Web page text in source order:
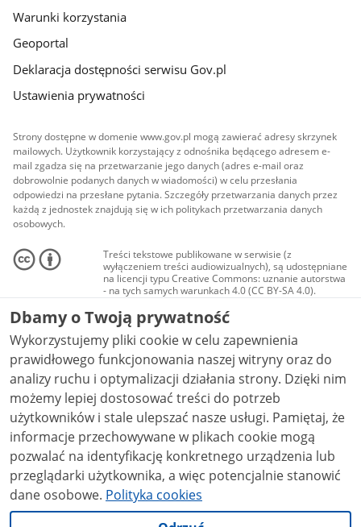
Warunki korzystania
Geoportal
Deklaracja dostępności serwisu Gov.pl
Ustawienia prywatności
Strony dostępne w domenie www.gov.pl mogą zawierać adresy skrzynek
mailowych. Użytkownik korzystający z odnośnika będącego adresem e-
mail zgadza się na przetwarzanie jego danych (adres e-mail oraz
dobrowolnie podanych danych w wiadomości) w celu przesłania
odpowiedzi na przesłane pytania. Szczegóły przetwarzania danych przez
każdą z jednostek znajdują się w ich politykach przetwarzania danych
osobowych.
Treści tekstowe publikowane w serwisie (z
wyłączeniem treści audiowizualnych), są udostępniane
na licencji typu Creative Commons: uznanie autorstwa
- na tych samych warunkach 4.0 (CC BY-SA 4.0).
Materiały audiowizualne, w tym zdjęcia, materiały
audio i wideo, są udostępniane na licencji typu
Creative Commons: uznanie autorstwa użycie
niekomercyjne - bez utworów zależnych 4.0 (CC BY-
NC-ND 4.0), o ile nie jest to stwierdzone inaczej.
Dbamy o Twoją prywatność
Wykorzystujemy pliki cookie w celu zapewnienia
prawidłowego funkcjonowania naszej witryny oraz do
analizy ruchu i optymalizacji działania strony. Dzięki nim
możemy lepiej dostosować treści do potrzeb
użytkowników i stale ulepszać nasze usługi. Pamiętaj, że
informacje przechowywane w plikach cookie mogą
pozwalać na identyfikację konkretnego urządzenia lub
przeglądarki użytkownika, a więc potencjalnie stanowić
dane osobowe. Polityka cookies